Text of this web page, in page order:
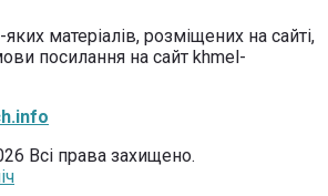
матеріалів, розміщених на сайті,
посилання на сайт khmel-
Всі права захищено.